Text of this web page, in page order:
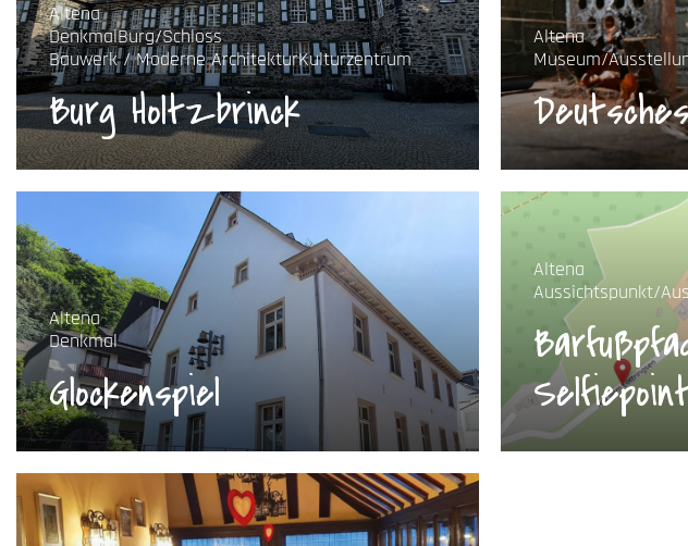
Altena
DenkmalBurg/Schloss
Bauwerk / Moderne ArchitekturKulturzentrum
Burg Holtzbrinck
Altena
Museum/
Altena
Denkmal
Glockenspiel
Altena
Aussichtspunkt/